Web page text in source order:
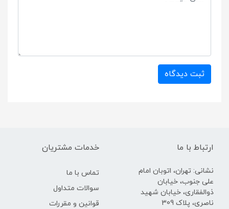
ثبت دیدگاه
ارتباط با ما
نشانی: تهران، اتوبان امام
علی جنوب، خیابان
ذوالفقاری، خیابان شهید
ناصری، پلاک 309
خدمات مشتریان
تماس با ما
سوالات متداول
قوانین و مقررات